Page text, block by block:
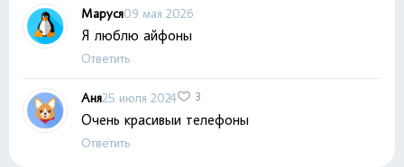
Маруся09 мая 2026
Я люблю айфоны
Ответить
Аня25 июля 2024 3
Очень красивыи телефоны
Ответить